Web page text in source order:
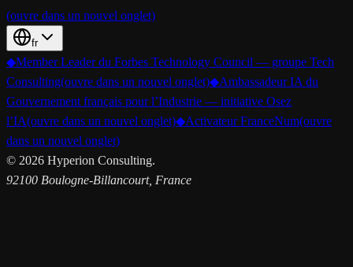
(ouvre dans un nouvel onglet)
fr
◆Member Leader du Forbes Technology Council — groupe Tech
Consulting(ouvre dans un nouvel onglet)◆Ambassadeur IA du
Gouvernement français pour l’Industrie — initiative Osez
l’IA(ouvre dans un nouvel onglet)◆Activateur FranceNum(ouvre
dans un nouvel onglet)
© 2026 Hyperion Consulting.
92100 Boulogne-Billancourt, France